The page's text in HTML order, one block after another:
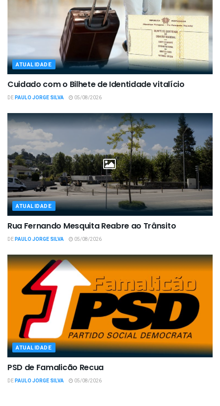
ATUALIDADE
Cuidado com o Bilhete de Identidade vitalício
DEPAULO JORGE SILVA 05/08/2026
ATUALIDADE
Rua Fernando Mesquita Reabre ao Trânsito
DEPAULO JORGE SILVA 05/08/2026
ATUALIDADE
PSD de Famalicão Recua
DEPAULO JORGE SILVA 05/08/2026